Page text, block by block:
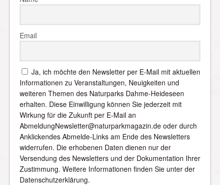
Email
Ja, ich möchte den Newsletter per E-Mail mit aktuellen
Informationen zu Veranstaltungen, Neuigkeiten und
weiteren Themen des Naturparks Dahme-Heideseen
erhalten. Diese Einwilligung können Sie jederzeit mit
Wirkung für die Zukunft per E-Mail an
AbmeldungNewsletter@naturparkmagazin.de oder durch
Anklickendes Abmelde-Links am Ende des Newsletters
widerrufen. Die erhobenen Daten dienen nur der
Versendung des Newsletters und der Dokumentation Ihrer
Zustimmung. Weitere Informationen finden Sie unter der
Datenschutzerklärung.